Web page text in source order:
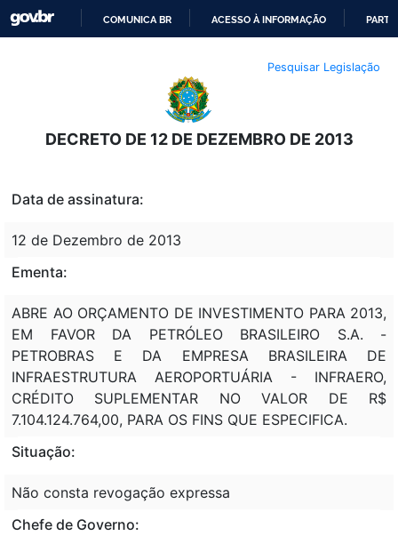
O
CONTEÚDO
COMUNICA BR ACESSO À INFORMAÇÃO
Pesquisar Legislação
DECRETO DE 12 DE DEZEMBRO DE 2013
Data de assinatura:
12 de Dezembro de 2013
Ementa:
ABRE AO ORÇAMENTO DE INVESTIMENTO PARA 2013,
EM FAVOR DA PETRÓLEO BRASILEIRO S.A. -
PETROBRAS E DA EMPRESA BRASILEIRA DE
INFRAESTRUTURA AEROPORTUÁRIA - INFRAERO,
CRÉDITO SUPLEMENTAR NO VALOR DE R$
7.104.124.764,00, PARA OS FINS QUE ESPECIFICA.
Situação:
Não consta revogação expressa
Chefe de Governo: